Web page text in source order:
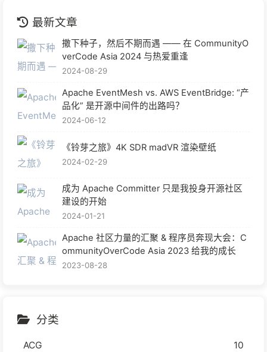
最新文章
撒下种子，然后不期而遇 —— 在 CommunityO
verCode Asia 2024 与热爱重逢
2024-08-29
Apache EventMesh vs. AWS EventBridge: “产
品化” 是开源中间件的出路吗？
2024-06-12
《铃芽之旅》4K SDR madVR 渲染壁纸
2024-02-29
成为 Apache Committer 只是我投身开源社区
建设的开始
2024-01-21
Apache 社区力量的汇聚 & 程序员奔现大会：C
ommunityOverCode Asia 2023 给我的成长
2023-08-28
分类
ACG
10